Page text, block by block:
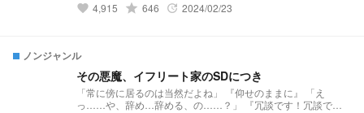
に愛されてみたい人へ
favorite 4,915 grade 646 update 2024/02/23
ノンジャンル
その悪魔、イフリート家のSDにつき
「常に傍に居るのは当然だよね」 『仰せのままに』 「え
っ……や、辞め…辞める、の……？」 『冗談です！冗談です